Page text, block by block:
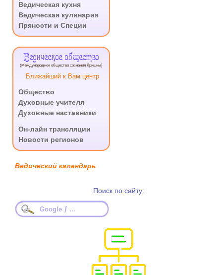
Ведическая кухня
Ведическая кулинария
Пряности и Специи
Ведическое общество
(Международное общество сознания Кришны)
Ближайший к Вам центр
Общество
Духовные учителя
Духовные наставники
Он-лайн трансляции
Новости регионов
Ведический календарь
Поиск по сайту:
Google / ...